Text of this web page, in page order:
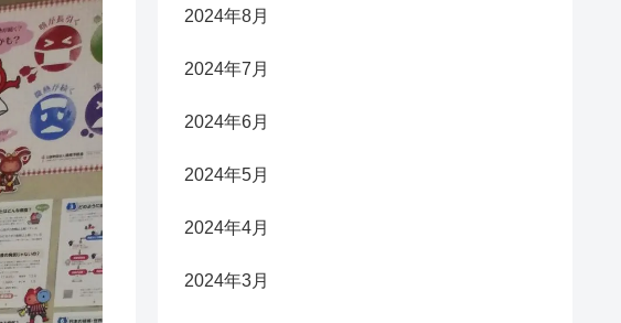
2024年8月
2024年7月
2024年6月
2024年5月
2024年4月
2024年3月